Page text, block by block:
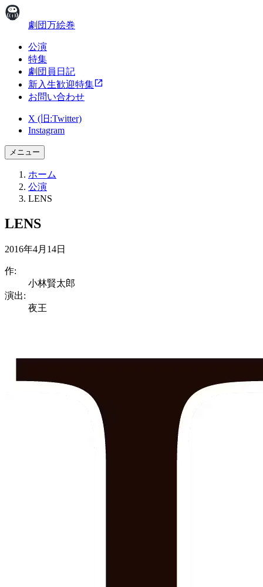
劇団万絵巻
公演
特集
劇団員日記
新入生歓迎特集
お問い合わせ
X (旧:Twitter)
Instagram
メニュー
ホーム
公演
LENS
LENS
2016年4月14日
作:
小林賢太郎
演出:
夜王